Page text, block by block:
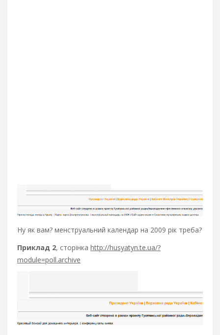
Ну як вам? менструальний календар на 2009 рік треба?
Приклад 2, сторінка http://husyatyn.te.ua/?
module=poll.archive